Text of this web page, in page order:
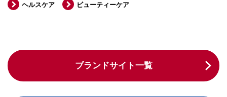
ヘルスケア ビューティーケア
ブランドサイト一覧